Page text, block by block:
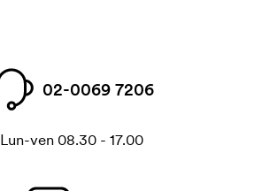
02-0069 7206
Lun-ven 08.30 - 17.00